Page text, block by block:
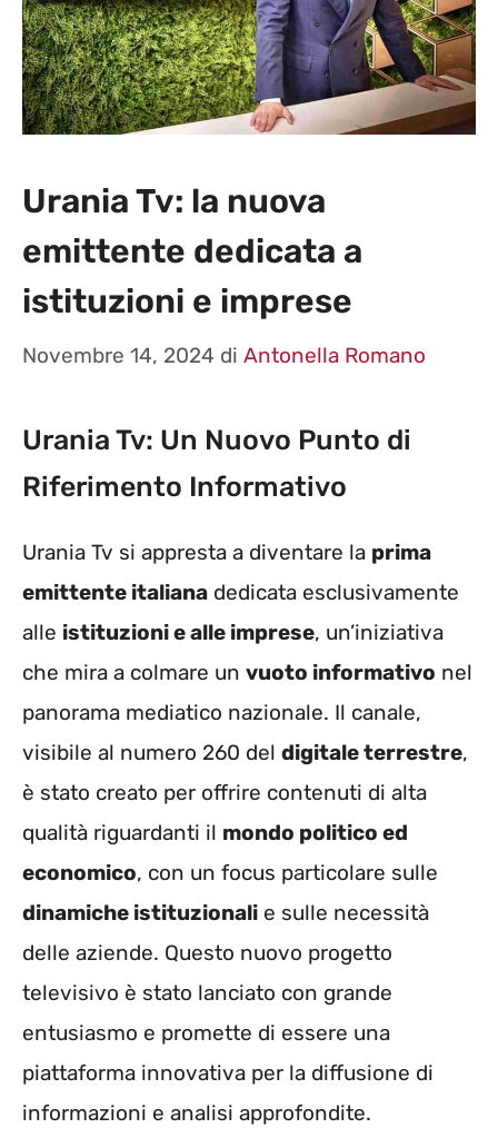
Urania Tv: la nuova
emittente dedicata a
istituzioni e imprese
Novembre 14, 2024 di Antonella Romano
Urania Tv: Un Nuovo Punto di
Riferimento Informativo
Urania Tv si appresta a diventare la prima
emittente italiana dedicata esclusivamente
alle istituzioni e alle imprese, un’iniziativa
che mira a colmare un vuoto informativo nel
panorama mediatico nazionale. Il canale,
visibile al numero 260 del digitale terrestre,
è stato creato per offrire contenuti di alta
qualità riguardanti il mondo politico ed
economico, con un focus particolare sulle
dinamiche istituzionali e sulle necessità
delle aziende. Questo nuovo progetto
televisivo è stato lanciato con grande
entusiasmo e promette di essere una
piattaforma innovativa per la diffusione di
informazioni e analisi approfondite.